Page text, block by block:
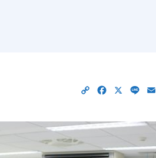
Copy Facebook
X Line